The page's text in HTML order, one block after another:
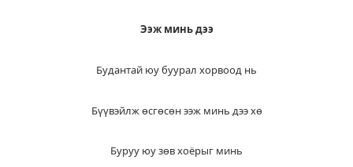
Ээж миньдээ
Будантай юу буурал хорвоод нь
Бүүвэйлж өсгөсөн ээж минь дээ хө
Буруу юу зөв хоёрыг минь